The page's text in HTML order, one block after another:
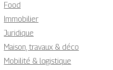
Food
Immobilier
Juridique
Maison, travaux & déco
Mobilité & logistique